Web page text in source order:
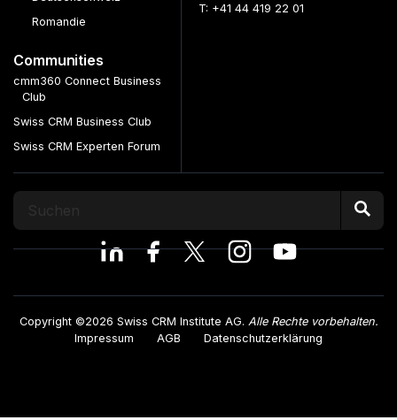
Romandie
Communities
cmm360 Connect Business
Club
Swiss CRM Business Club
Swiss CRM Experten Forum
T: +41 44 419 22 01
Copyright ©2026 Swiss CRM Institute AG. Alle Rechte vorbehalten.
Impressum
AGB Datenschutzerklärung